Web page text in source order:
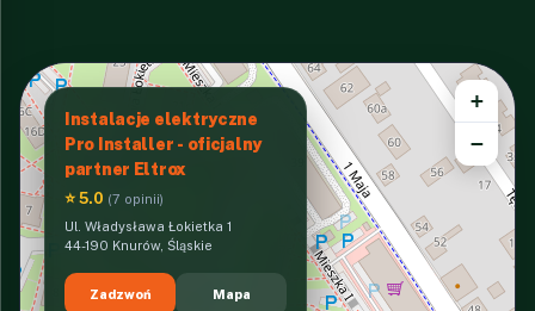
Instalacje elektryczne
Pro Installer - oficjalny
partner Eltrox
⭐ 5.0 (7 opinii)
Ul. Władysława Łokietka 1
44-190 Knurów, Śląskie
Zadzwoń Mapa
+
−